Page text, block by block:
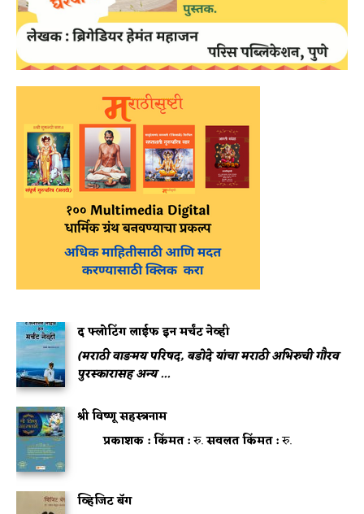
द फ्लोटिंग लाईफ इन मर्चंट नेव्ही
(मराठी वाङमय परिषद, बडोदे यांचा मराठी अभिरुची गौरव
पुरस्कारासह अन्य ...
श्री विष्णू सहस्त्रनाम
प्रकाशक :किंमत :रु.सवलत किंमत :रु.
व्हिजिट बॅग